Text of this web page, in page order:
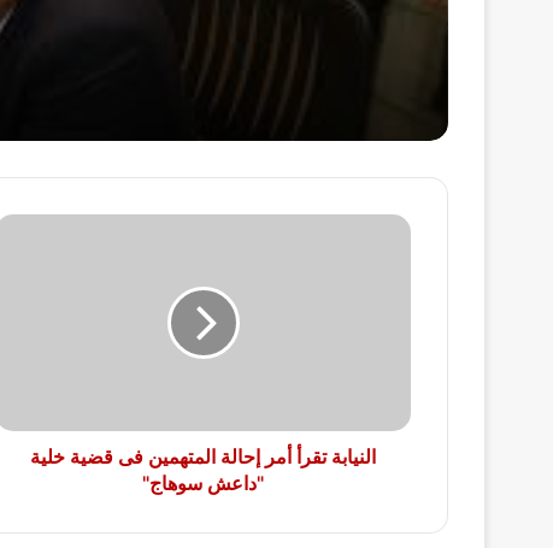
النيابة
"داعش
سوهاج"النيابة تقرأ أمر إحالة المتهمين فى قضية خلية
"داعش سوهاج"